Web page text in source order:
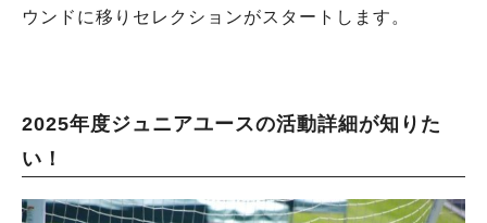
ウンドに移りセレクションがスタートします。
2025年度ジュニアユースの活動詳細が知りた
い！